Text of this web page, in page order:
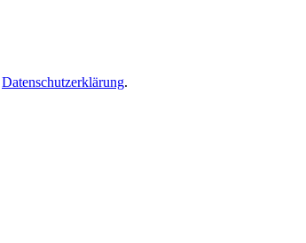
Datenschutzerklärung.